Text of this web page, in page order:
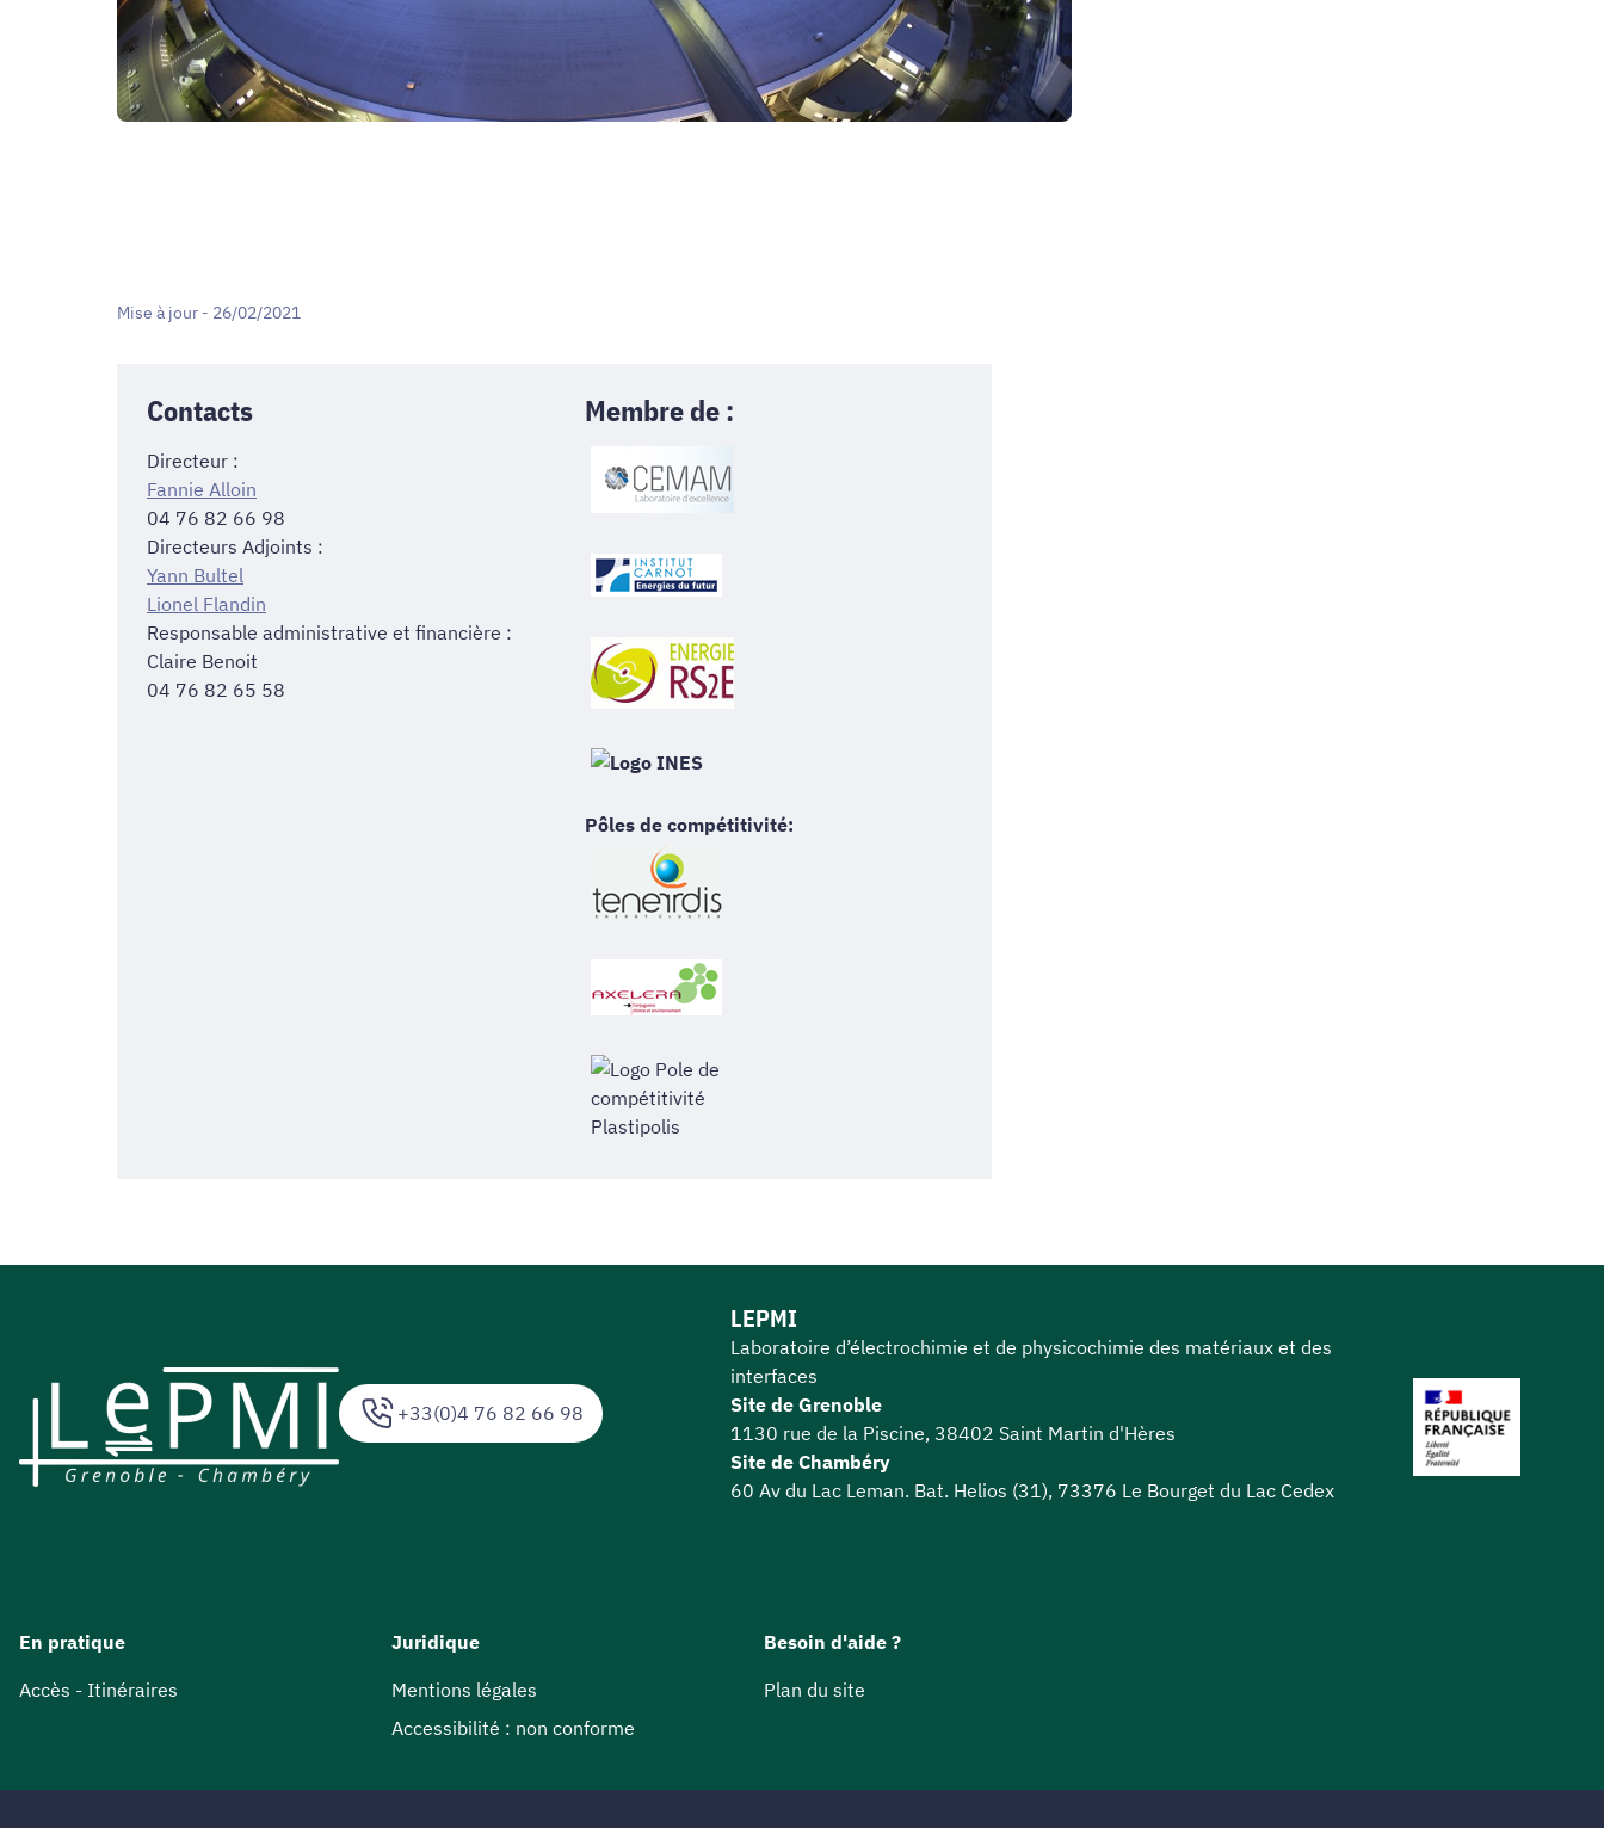
Mise à jour - 26/02/2021
Contacts
Directeur :
Fannie Alloin
04 76 82 66 98
Directeurs Adjoints :
Yann Bultel
Lionel Flandin
Responsable administrative et financière :
Claire Benoit
04 76 82 65 58
Membre de :
Pôles de compétitivité:
+33(0)4 76 82 66 98
LEPMI
Laboratoire d’électrochimie et de physicochimie des matériaux et des
interfaces
Site de Grenoble
1130 rue de la Piscine, 38402 Saint Martin d'Hères
Site de Chambéry
60 Av du Lac Leman. Bat. Helios (31), 73376 Le Bourget du Lac Cedex
En pratique
Accès - Itinéraires
Juridique
Mentions légales
Accessibilité : non conforme
Besoin d'aide ?
Plan du site